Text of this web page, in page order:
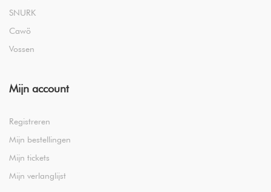
SNURK
Cawö
Vossen
Mijn account
Registreren
Mijn bestellingen
Mijn tickets
Mijn verlanglijst